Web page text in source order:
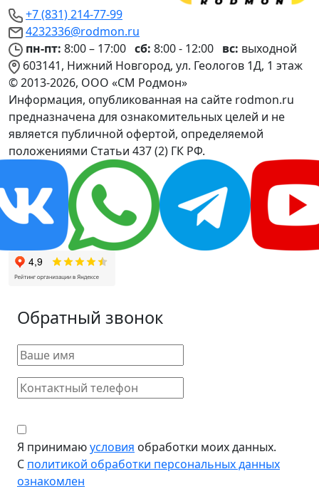
+7 (831) 214-77-99
4232336@rodmon.ru
пн-пт: 8:00 – 17:00 сб: 8:00 - 12:00 вс: выходной
603141, Нижний Новгород, ул. Геологов 1Д, 1 этаж
© 2013-2026, ООО «СМ Родмон»
Информация, опубликованная на сайте rodmon.ru
предназначена для ознакомительных целей и не
является публичной офертой, определяемой
положениями Статьи 437 (2) ГК РФ.
Обратный звонок
Я принимаюусловия обработки моих данных.
С политикой обработки персональных данных
ознакомлен